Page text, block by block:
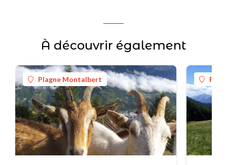
À découvrir également
Plagne Montalbert